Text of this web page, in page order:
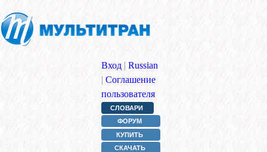
Вход | Russian
| Соглашение
пользователя
СЛОВАРИ
ФОРУМ
КУПИТЬ
СКАЧАТЬ